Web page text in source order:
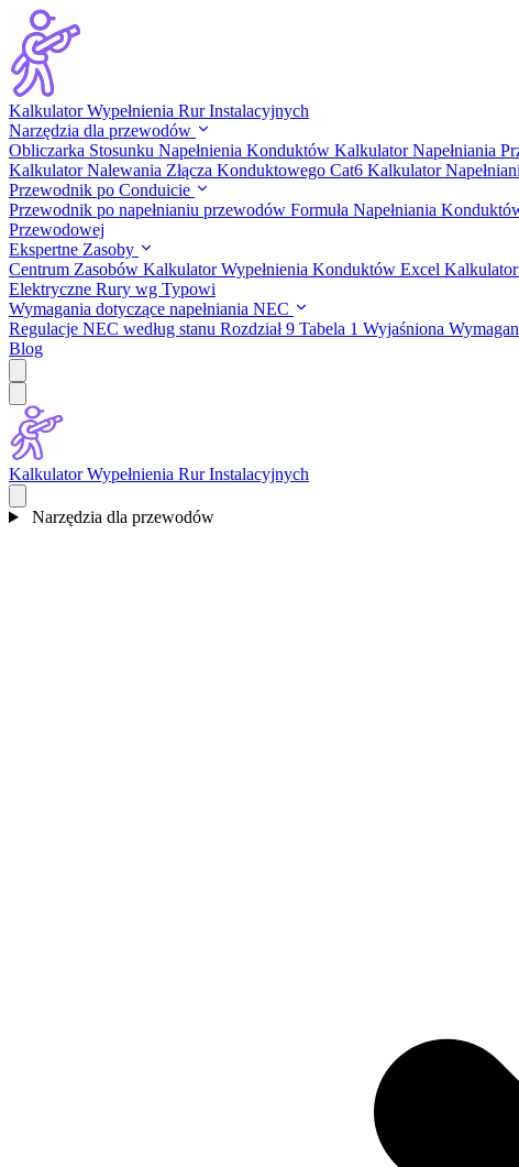
Kalkulator Wypełnienia Rur Instalacyjnych
Narzędzia dla przewodów
Obliczarka Stosunku Napełnienia Konduktów Kalkulator Napełniania
Kalkulator Nalewania Złącza Konduktowego Cat6 Kalkulator
Przewodnik po Conduicie
Przewodnik po napełnianiu przewodów Formuła Napełniania
Przewodowej
Ekspertne Zasoby
Centrum Zasobów Kalkulator Wypełnienia Konduktów Excel
Elektryczne Rury wg Typowi
Wymagania dotyczące napełniania NEC
Regulacje NEC według stanu Rozdział 9 Tabela 1 Wyjaśniona
Blog
Kalkulator Wypełnienia Rur Instalacyjnych
Narzędzia dla przewodów